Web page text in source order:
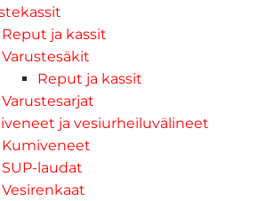
Reput ja kassit
Varustesäkit
Reput ja kassit
Varustesarjat
ja vesiurheiluvälineet
Kumiveneet
SUP-laudat
Vesirenkaat